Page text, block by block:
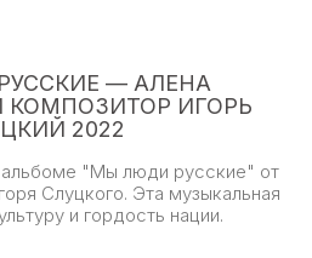
— АЛЕНА
КОМПОЗИТОР ИГОРЬ
2022
"Мы люди русские" от
Слуцкого. Эта музыкальная
и гордость нации.